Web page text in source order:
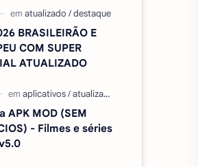
BRASILEIRÃO E
COM SUPER
ATUALIZADO
APK MOD (SEM
- Filmes e séries